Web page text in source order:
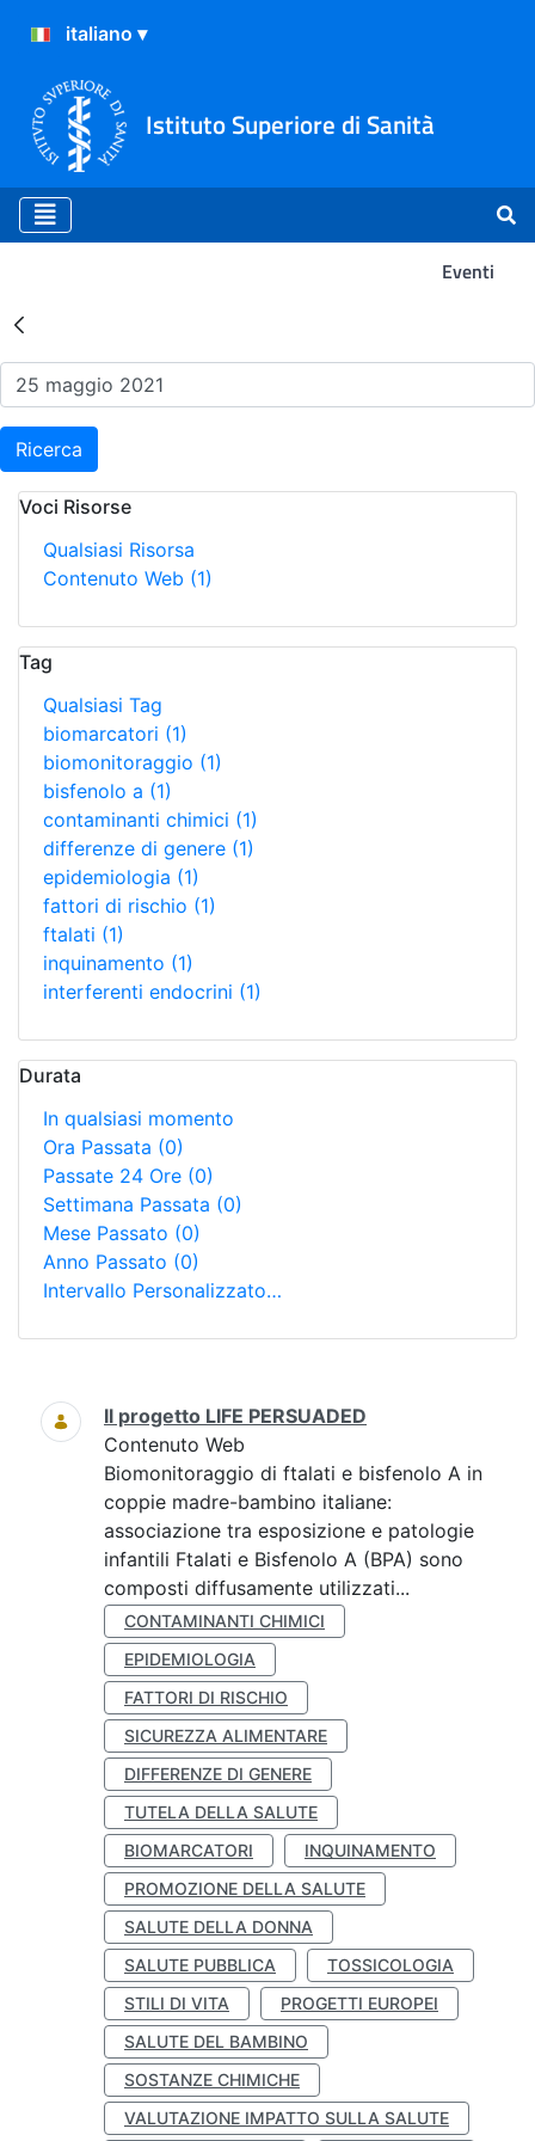
Istituto Superiore di Sanità
Eventi
Risultati della Ricerca -
Ricerca
Voci Risorse
Qualsiasi Risorsa
Contenuto Web (1)
Tag
Qualsiasi Tag
biomarcatori (1)
biomonitoraggio (1)
bisfenolo a (1)
contaminanti chimici (1)
differenze di genere (1)
epidemiologia (1)
fattori di rischio (1)
ftalati (1)
inquinamento (1)
interferenti endocrini (1)
Durata
In qualsiasi momento
Ora Passata (0)
Passate 24 Ore (0)
Settimana Passata (0)
Mese Passato (0)
Anno Passato (0)
Intervallo Personalizzato…
Ricerca
Il progetto LIFE PERSUADED
Contenuto Web
Biomonitoraggio di ftalati e bisfenolo A in
coppie madre-bambino italiane:
associazione tra esposizione e patologie
infantili Ftalati e Bisfenolo A (BPA) sono
composti diffusamente utilizzati...
CONTAMINANTI CHIMICI
EPIDEMIOLOGIA
FATTORI DI RISCHIO
SICUREZZA ALIMENTARE
DIFFERENZE DI GENERE
TUTELA DELLA SALUTE
BIOMARCATORI
INQUINAMENTO
PROMOZIONE DELLA SALUTE
SALUTE DELLA DONNA
SALUTE PUBBLICA
TOSSICOLOGIA
STILI DI VITA
PROGETTI EUROPEI
SALUTE DEL BAMBINO
SOSTANZE CHIMICHE
VALUTAZIONE IMPATTO SULLA SALUTE